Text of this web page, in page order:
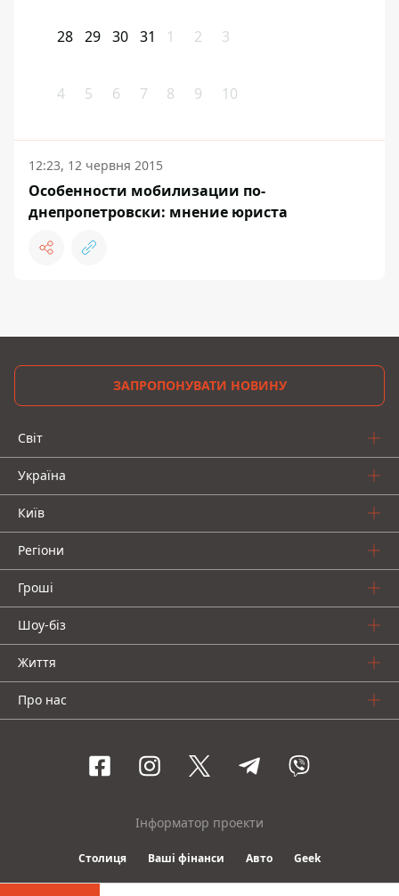
28 29 30 31 1 2 3
4 5 6 7 8 9 10
12:23, 12 червня 2015
Особенности мобилизации по-
днепропетровски: мнение юриста
ЗАПРОПОНУВАТИ НОВИНУ
Світ
Україна
Київ
Регіони
Гроші
Шоу-біз
Життя
Про нас
Інформатор проекти
Столиця Ваші фінанси Авто Geek